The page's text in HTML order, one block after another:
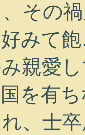
その
みて
親愛
を有
、士